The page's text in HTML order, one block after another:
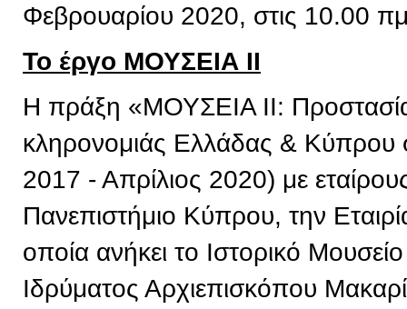
Φεβρουαρίου 2020, στις 10.00
Το έργο ΜΟΥΣΕΙΑ ΙΙ
Η πράξη «ΜΟΥΣΕΙΑ ΙΙ: Προστασία
κληρονομιάς Ελλάδας & Κύπρου
2017 - Απρίλιος 2020) με
Πανεπιστήμιο Κύπρου, την
οποία ανήκει το Ιστορικό
Ιδρύματος Αρχιεπισκόπου